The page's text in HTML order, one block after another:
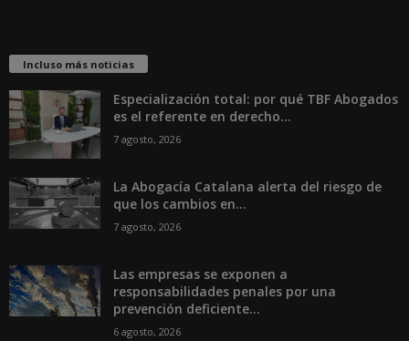
Incluso más noticias
Especialización total: por qué TBF Abogados
es el referente en derecho...
7 agosto, 2026
La Abogacía Catalana alerta del riesgo de
que los cambios en...
7 agosto, 2026
Las empresas se exponen a
responsabilidades penales por una
prevención deficiente...
6 agosto, 2026